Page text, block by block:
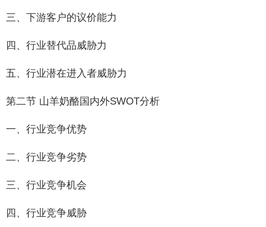
三、下游客户的议价能力
四、行业替代品威胁力
五、行业潜在进入者威胁力
第二节 山羊奶酪国内外SWOT分析
一、行业竞争优势
二、行业竞争劣势
三、行业竞争机会
四、行业竞争威胁